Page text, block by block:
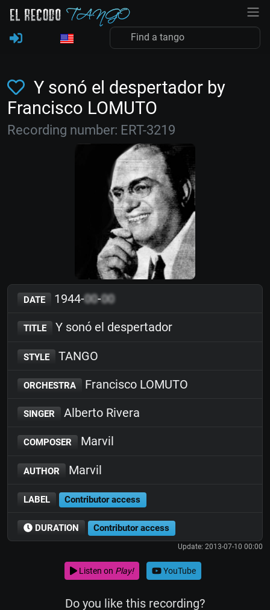
Y sonó el despertador by
Francisco LOMUTO
Recording number: ERT-3219
DATE 1944-00-00
TITLE Y sonó el despertador
STYLE TANGO
ORCHESTRA Francisco LOMUTO
SINGER Alberto Rivera
COMPOSER Marvil
AUTHOR Marvil
LABEL Contributor access
DURATION Contributor access
Update: 2013-07-10 00:00
Listen on Play! YouTube
Do you like this recording?